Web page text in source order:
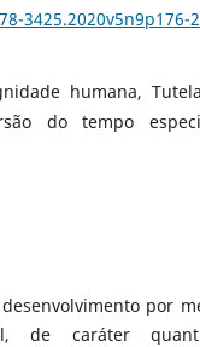
3425.2020v5n9p176-
humana,
do tempo
por
de caráter